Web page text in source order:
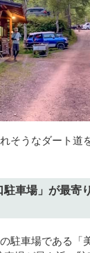
そうなダート道
車場」が最寄
駐車場である「